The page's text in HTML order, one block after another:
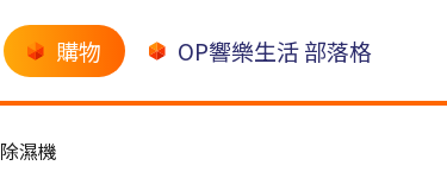
購物 OP響樂生活 部落格
除濕機